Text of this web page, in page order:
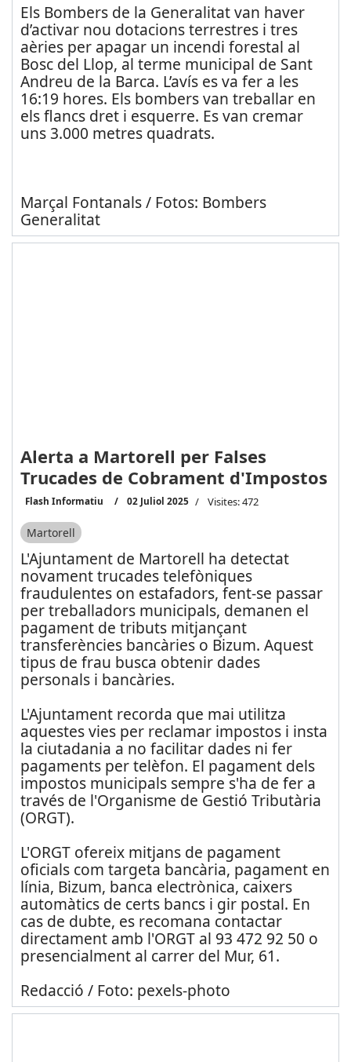
Els Bombers de la Generalitat van haver
d’activar nou dotacions terrestres i tres
aèries per apagar un incendi forestal al
Bosc del Llop, al terme municipal de Sant
Andreu de la Barca. L’avís es va fer a les
16:19 hores. Els bombers van treballar en
els flancs dret i esquerre. Es van cremar
uns 3.000 metres quadrats.
Marçal Fontanals / Fotos: Bombers
Generalitat
Alerta a Martorell per Falses
Trucades de Cobrament d'Impostos
Flash Informatiu 02 Juliol 2025 Visites: 472
Martorell
L'Ajuntament de Martorell ha detectat
novament trucades telefòniques
fraudulentes on estafadors, fent-se passar
per treballadors municipals, demanen el
pagament de tributs mitjançant
transferències bancàries o Bizum. Aquest
tipus de frau busca obtenir dades
personals i bancàries.
L'Ajuntament recorda que mai utilitza
aquestes vies per reclamar impostos i insta
la ciutadania a no facilitar dades ni fer
pagaments per telèfon. El pagament dels
impostos municipals sempre s'ha de fer a
través de l'Organisme de Gestió Tributària
(ORGT).
L'ORGT ofereix mitjans de pagament
oficials com targeta bancària, pagament en
línia, Bizum, banca electrònica, caixers
automàtics de certs bancs i gir postal. En
cas de dubte, es recomana contactar
directament amb l'ORGT al 93 472 92 50 o
presencialment al carrer del Mur, 61.
Redacció / Foto: pexels-photo